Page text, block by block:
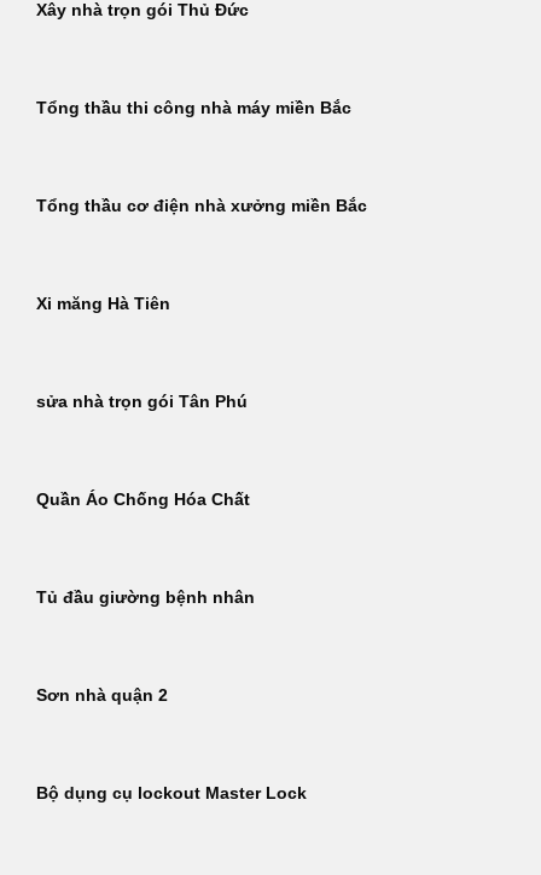
Xây nhà trọn gói Thủ Đức
Tổng thầu thi công nhà máy miền Bắc
Tổng thầu cơ điện nhà xưởng miền Bắc
Xi măng Hà Tiên
sửa nhà trọn gói Tân Phú
Quần Áo Chống Hóa Chất
Tủ đầu giường bệnh nhân
Sơn nhà quận 2
Bộ dụng cụ lockout Master Lock